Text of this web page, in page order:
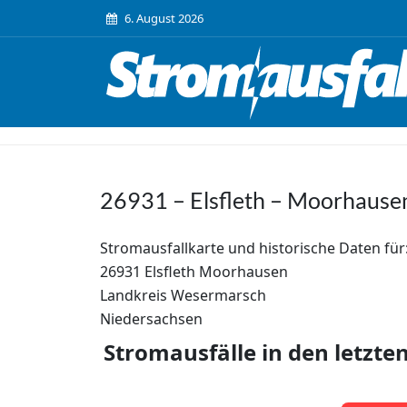
6. August 2026
26931 – Elsfleth –
Stromausfallkarte und historische Daten
26931 Elsfleth Moorhausen
Landkreis Wesermarsch
Niedersachsen
Stromausfälle in den